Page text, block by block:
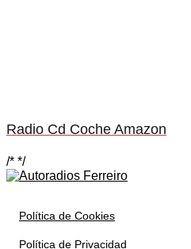
Radio Cd Coche Amazon
/* */
Política de Cookies
Política de Privacidad